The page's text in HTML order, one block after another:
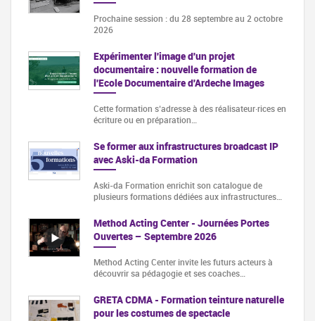
Prochaine session : du 28 septembre au 2 octobre
2026
Expérimenter l'image d'un projet
documentaire : nouvelle formation de
l'Ecole Documentaire d'Ardeche Images
Cette formation s‘adresse à des réalisateur·rices en
écriture ou en préparation…
Se former aux infrastructures broadcast IP
avec Aski-da Formation
Aski-da Formation enrichit son catalogue de
plusieurs formations dédiées aux infrastructures…
Method Acting Center - Journées Portes
Ouvertes – Septembre 2026
Method Acting Center invite les futurs acteurs à
découvrir sa pédagogie et ses coaches…
GRETA CDMA - Formation teinture naturelle
pour les costumes de spectacle